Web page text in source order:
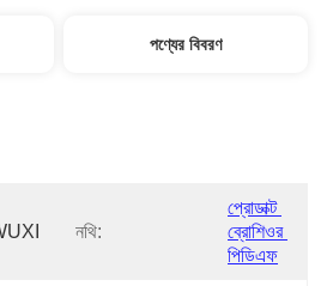
পণ্যের বিবরণ
নথি:
প্রোডাক্ট
ব্রোশিওর
পিডিএফ